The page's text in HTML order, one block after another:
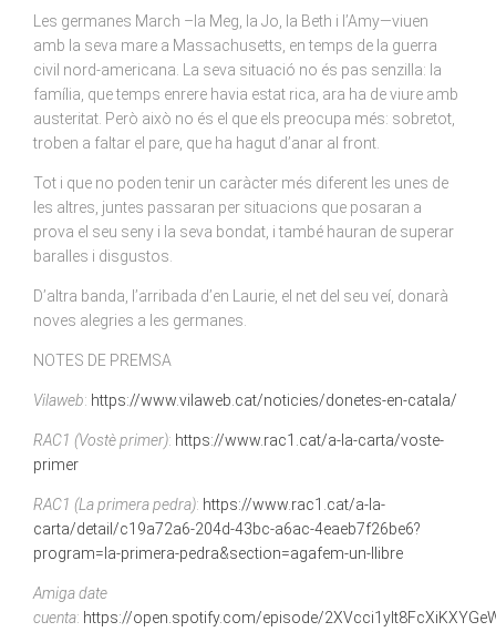
Les germanes March –la Meg, la Jo, la Beth i l’Amy—viuen
amb la seva mare a Massachusetts, en temps de la guerra
civil nord-americana. La seva situació no és pas senzilla: la
família, que temps enrere havia estat rica, ara ha de viure amb
austeritat. Però això no és el que els preocupa més: sobretot,
troben a faltar el pare, que ha hagut d’anar al front.
Tot i que no poden tenir un caràcter més diferent les unes de
les altres, juntes passaran per situacions que posaran a
prova el seu seny i la seva bondat, i també hauran de superar
baralles i disgustos.
D’altra banda, l’arribada d’en Laurie, el net del seu veí, donarà
noves alegries a les germanes.
NOTES DE PREMSA
Vilaweb: https://www.vilaweb.cat/noticies/donetes-en-catala/
RAC1 (Vostè primer): https://www.rac1.cat/a-la-carta/voste-
primer
RAC1 (La primera pedra): https://www.rac1.cat/a-la-
carta/detail/c19a72a6-204d-43bc-a6ac-4eaeb7f26be6?
program=la-primera-pedra&section=agafem-un-llibre
Amiga date
cuenta: https://open.spotify.com/episode/